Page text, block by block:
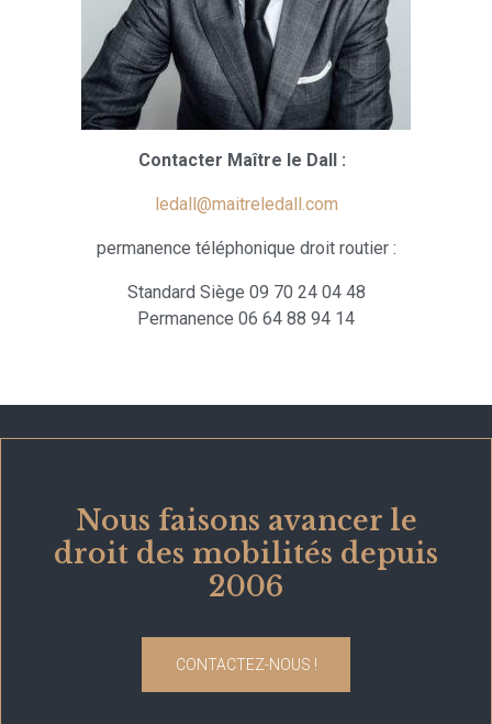
Contacter Maître le Dall :
ledall@maitreledall.com
permanence téléphonique droit routier :
Standard Siège 09 70 24 04 48
Permanence 06 64 88 94 14
Nous faisons avancer le
droit des mobilités depuis
2006
CONTACTEZ-NOUS !